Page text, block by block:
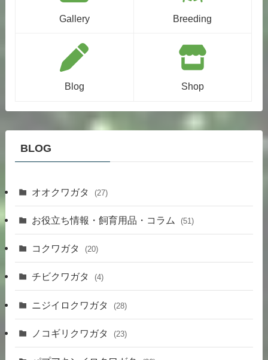
Gallery Breeding
Blog Shop
BLOG
オオクワガタ (27)
お役立ち情報・飼育用品・コラム (51)
コクワガタ (20)
チビクワガタ (4)
ニジイロクワガタ (28)
ノコギリクワガタ (23)